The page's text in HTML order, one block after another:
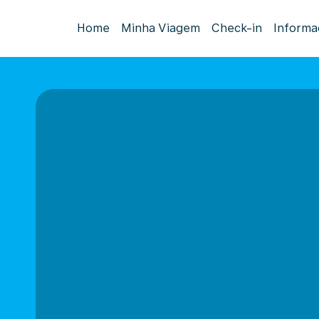
Home Minha Viagem Check-in